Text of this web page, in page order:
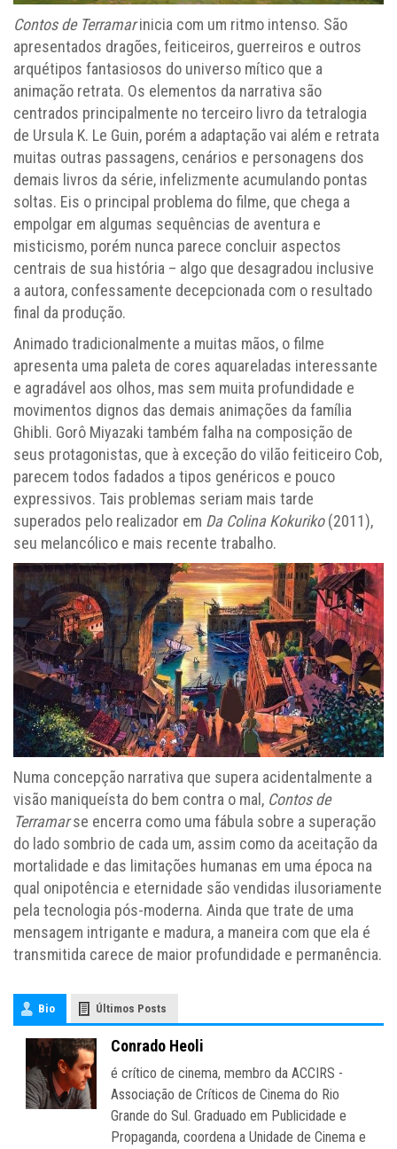
Contos de Terramarinicia com um ritmo intenso. São
apresentados dragões, feiticeiros, guerreiros e outros
arquétipos fantasiosos do universo mítico que a
animação retrata. Os elementos da narrativa são
centrados principalmente no terceiro livro da tetralogia
de Ursula K. Le Guin, porém a adaptação vai além e retrata
muitas outras passagens, cenários e personagens dos
demais livros da série, infelizmente acumulando pontas
soltas. Eis o principal problema do filme, que chega a
empolgar em algumas sequências de aventura e
misticismo, porém nunca parece concluir aspectos
centrais de sua história – algo que desagradou inclusive
a autora, confessamente decepcionada com o resultado
final da produção.
Animado tradicionalmente a muitas mãos, o filme
apresenta uma paleta de cores aquareladas interessante
e agradável aos olhos, mas sem muita profundidade e
movimentos dignos das demais animações da família
Ghibli. Gorô Miyazaki também falha na composição de
seus protagonistas, que à exceção do vilão feiticeiro Cob,
parecem todos fadados a tipos genéricos e pouco
expressivos. Tais problemas seriam mais tarde
superados pelo realizador em Da Colina Kokuriko(2011),
seu melancólico e mais recente trabalho.
Numa concepção narrativa que supera acidentalmente a
visão maniqueísta do bem contra o mal, Contos de
Terramarse encerra como uma fábula sobre a superação
do lado sombrio de cada um, assim como da aceitação da
mortalidade e das limitações humanas em uma época na
qual onipotência e eternidade são vendidas ilusoriamente
pela tecnologia pós-moderna. Ainda que trate de uma
mensagem intrigante e madura, a maneira com que ela é
transmitida carece de maior profundidade e permanência.
Bio Últimos Posts
Conrado Heoli
é crítico de cinema, membro da ACCIRS -
Associação de Críticos de Cinema do Rio
Grande do Sul. Graduado em Publicidade e
Propaganda, coordena a Unidade de Cinema e